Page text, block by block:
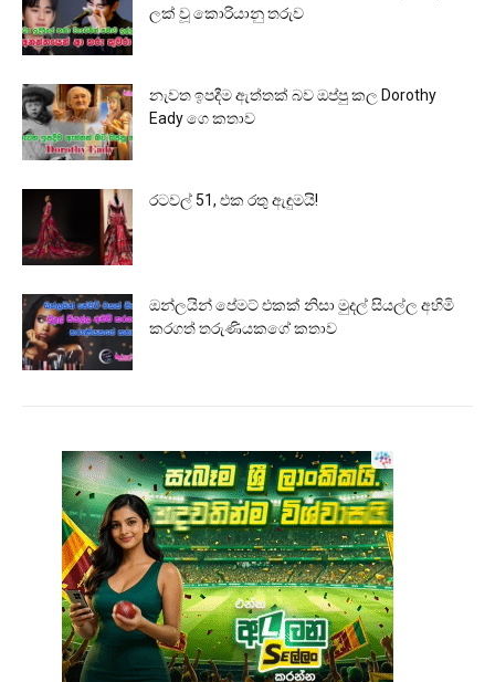
ලක් වූ කොරියානු තරුව
නැවත ඉපදීම ඇත්තක් බව ඔප්පු කල Dorothy
Eady ගෙ කතාව
රටවල් 51, එක රතු ඇඳුමයි!
ඔන්ලයින් පේමට් එකක් නිසා මුදල් සියල්ල අහිමි
කරගත් තරුණියකගේ කතාව